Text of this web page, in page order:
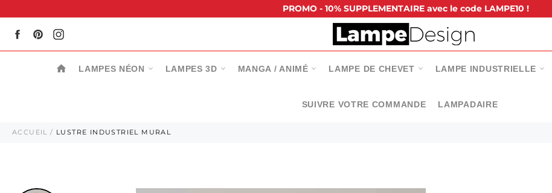
au
contenu
PROMO - 10% SUPPLEMENTAIRE avec le code LAMPE10 !
FacebookPinterestInstagram
LAMPES NÉON LAMPES 3D MANGA / ANIMÉ LAMPE DE CHEVET LAMPE INDUSTRIELLE
SUIVRE VOTRE COMMANDE LAMPADAIRE
ACCUEIL / LUSTRE INDUSTRIEL MURAL